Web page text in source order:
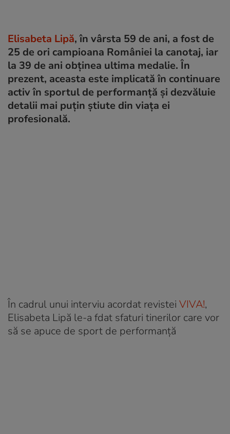
Elisabeta Lipă, în vârsta 59 de ani, a fost de
25 de ori campioana României la canotaj, iar
la 39 de ani obținea ultima medalie. În
prezent, aceasta este implicată în continuare
activ în sportul de performanță și dezvăluie
detalii mai puțin știute din viața ei
profesională.
În cadrul unui interviu acordat revistei VIVA!,
Elisabeta Lipă le-a fdat sfaturi tinerilor care vor
să se apuce de sport de performanță